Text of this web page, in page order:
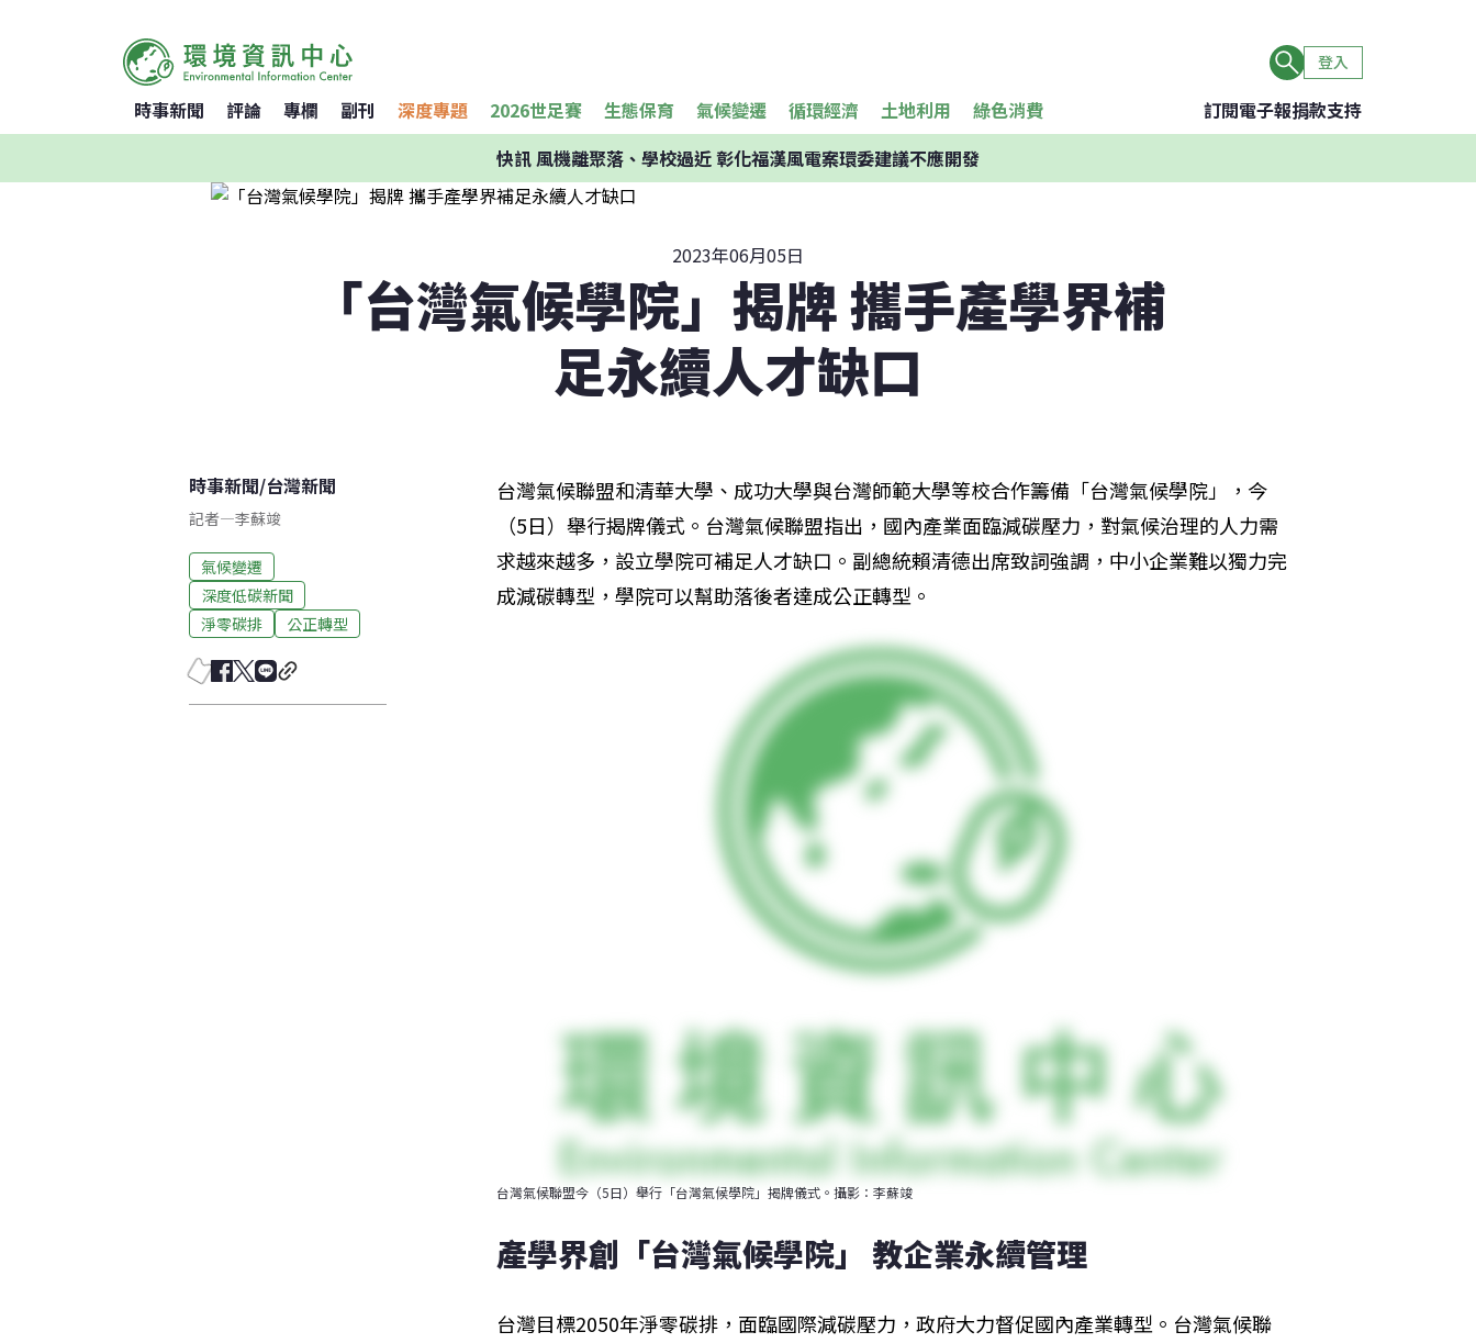
登入
時事新聞 評論 專欄 副刊 深度專題 2026世足賽 生態保育 氣候變遷 循環經濟 土地利用 綠色消費 訂閱電子報捐款支持
快訊風機離聚落、學校過近 彰化福漢風電案環委建議不應開發
2023年06月05日
「台灣氣候學院」揭牌 攜手產學界補
足永續人才缺口
時事新聞/台灣新聞
記者—李蘇竣
氣候變遷
深度低碳新聞
淨零碳排
公正轉型
台灣氣候聯盟和清華大學、成功大學與台灣師範大學等校合作籌備「台灣氣候學院」，今
（5日）舉行揭牌儀式。台灣氣候聯盟指出，國內產業面臨減碳壓力，對氣候治理的人力需
求越來越多，設立學院可補足人才缺口。副總統賴清德出席致詞強調，中小企業難以獨力完
成減碳轉型，學院可以幫助落後者達成公正轉型。
台灣氣候聯盟今（5日）舉行「台灣氣候學院」揭牌儀式。攝影：李蘇竣
產學界創「台灣氣候學院」 教企業永續管理
台灣目標2050年淨零碳排，面臨國際減碳壓力，政府大力督促國內產業轉型。台灣氣候聯